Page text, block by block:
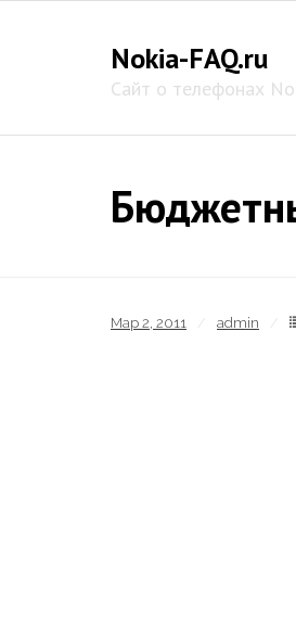
Nokia-FAQ.ru
Сайт о телефонах
Мар 2, 2011 admin